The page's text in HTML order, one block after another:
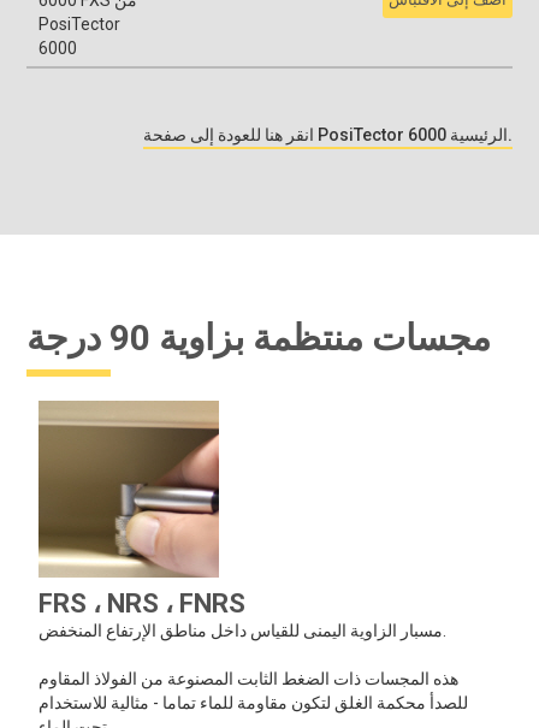
PosiTector
6000
انقر هنا للعودة إلى صفحة PosiTector 6000 الرئيسية.
مجسات منتظمة بزاوية 90 درجة
FRS ، NRS ، FNRS
هذه المجسات ذات الضغط الثابت المصنوعة من الفولاذ المقاوم
للصدأ محكمة الغلق لتكون مقاومة للماء تماما - مثالية للاستخدام